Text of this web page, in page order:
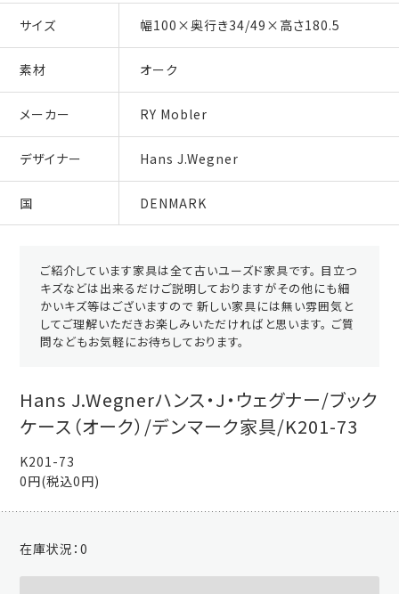
サイズ 幅100×奥行き34/49×高さ180.5
素材 オーク
メーカー RY Mobler
デザイナー Hans J.Wegner
国 DENMARK
ご紹介しています家具は全て古いユーズド家具です。 目立つ
キズなどは出来るだけご説明しておりますがその他にも細
かいキズ等はございますので 新しい家具には無い雰囲気と
してご理解いただきお楽しみいただければと思います。 ご質
問などもお気軽にお待ちしております。
Hans J.Wegnerハンス・J・ウェグナー/ブック
ケース（オーク）/デンマーク家具/K201-73
K201-73
0円(税込0円)
在庫状況：0